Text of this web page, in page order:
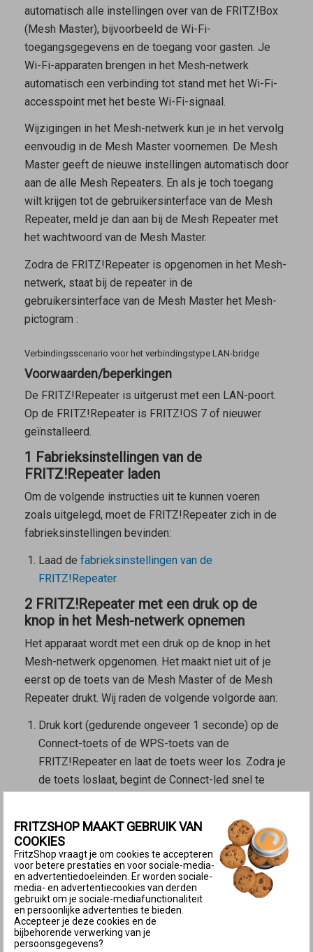
automatisch alle instellingen over van de FRITZ!Box
(Mesh Master), bijvoorbeeld de Wi-Fi-
toegangsgegevens en de toegang voor gasten. Je
Wi-Fi-apparaten brengen in het Mesh-netwerk
automatisch een verbinding tot stand met het Wi-Fi-
accesspoint met het beste Wi-Fi-signaal.
Wijzigingen in het Mesh-netwerk kun je in het vervolg
eenvoudig in de Mesh Mastervoornemen. De Mesh
Mastergeeft de nieuwe instellingen automatisch door
aan de alle Mesh Repeaters. En als je toch toegang
wilt krijgen tot de gebruikersinterface van de Mesh
Repeater, meld je dan aan bij de Mesh Repeatermet
het wachtwoord van de Mesh Master.
Zodra de FRITZ!Repeater is opgenomen in het Mesh-
netwerk, staat bij de repeater in de
gebruikersinterface van de Mesh Masterhet Mesh-
pictogram :
Verbindingsscenario voor het verbindingstype LAN-bridge
Voorwaarden/beperkingen
De FRITZ!Repeater is uitgerust met een LAN-poort.
Op de FRITZ!Repeater is FRITZ!OS 7 of nieuwer
geïnstalleerd.
1 Fabrieksinstellingen van de
FRITZ!Repeater laden
Om de volgende instructies uit te kunnen voeren
zoals uitgelegd, moet de FRITZ!Repeater zich in de
fabrieksinstellingen bevinden:
Laad de fabrieksinstellingen van de
FRITZ!Repeater.
2 FRITZ!Repeater met een druk op de
knop in het Mesh-netwerk opnemen
Het apparaat wordt met een druk op de knop in het
Mesh-netwerk opgenomen. Het maakt niet uit of je
eerst op de toets van de Mesh Masterof de Mesh
Repeaterdrukt. Wij raden de volgende volgorde aan:
Druk kort (gedurende ongeveer 1 seconde) op de
Connect-toets of de WPS-toets van de
FRITZ!Repeater en laat de toets weer los. Zodra je
de toets loslaat, begint de Connect-led snel te
Binnen 2 minuten: druk op de Connect-toets van de
Mesh Master en houd de toets ingedrukt tot de
Connect-led (zie tabel) oplicht of begint te
knipperen. Mogelijk knipperen er ook andere leds
of lichten er ook andere leds op.
FRITZ!Box-model
FRITZ!Box 6690, 5690 Pro, 4060
FRITZSHOP MAAKT GEBRUIK VAN
COOKIES
FritzShop vraagt je om cookies te accepteren
voor betere prestaties en voor sociale-media-
en advertentiedoeleinden. Er worden sociale-
media- en advertentiecookies van derden
gebruikt om je sociale-mediafunctionaliteit
en persoonlijke advertenties te bieden.
Accepteer je deze cookies en de
bijbehorende verwerking van je
persoonsgegevens?